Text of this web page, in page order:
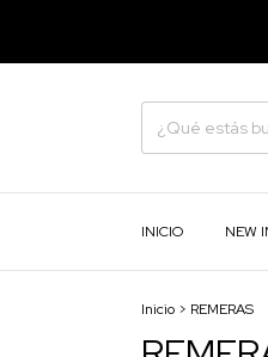
INICIO NEW
Inicio > REMERAS